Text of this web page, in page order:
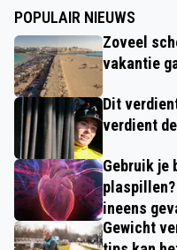
POPULAIR NIEUWS
Zoveel
vakantie
Dit
verdient
Gebruik je
ineens
Gewicht